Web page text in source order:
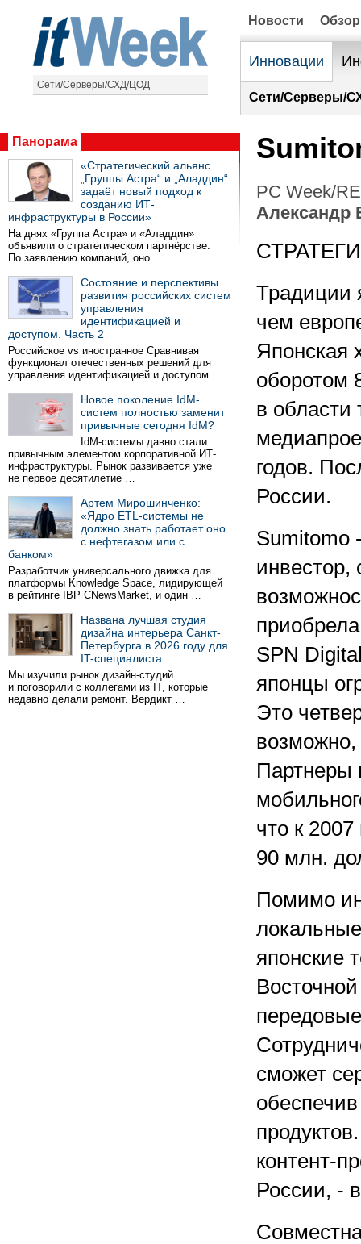
Сети/Серверы/СХД/ЦОД
Новости
Инновации
Сети/Серверы/
Панорама
«Стратегический альянс
„Группы Астра“ и „Аладдин“
задаёт новый подход к
созданию ИТ-
инфраструктуры в России»
На днях «Группа Астра» и «Аладдин»
объявили о стратегическом партнёрстве.
По заявлению компаний, оно …
Состояние и перспективы
развития российских систем
управления
идентификацией и
доступом. Часть 2
Российское vs иностранное Сравнивая
функционал отечественных решений для
управления идентификацией и доступом …
Новое поколение IdM-
систем полностью заменит
привычные сегодня IdM?
IdM-системы давно стали
привычным элементом корпоративной ИТ-
инфраструктуры. Рынок развивается уже
не первое десятилетие …
Артем Мирошинченко:
«Ядро ETL-системы не
должно знать работает оно
с нефтегазом или с
банком»
Разработчик универсального движка для
платформы Knowledge Space, лидирующей
в рейтинге IBP CNewsMarket, и один …
Названа лучшая студия
дизайна интерьера Санкт-
Петербурга в 2026 году для
IT-специалиста
Мы изучили рынок дизайн-студий
и поговорили с коллегами из IT, которые
недавно делали ремонт. Вердикт …
PC Week/
Александр
Традиции
чем
Японская
оборотом
в области
годов.
России.
Sumitomo
инвестор,
SPN
японцы
Это
возможно,
Партнеры
что к
90 млн.
Помимо
японские
сможет
контент-
России, -